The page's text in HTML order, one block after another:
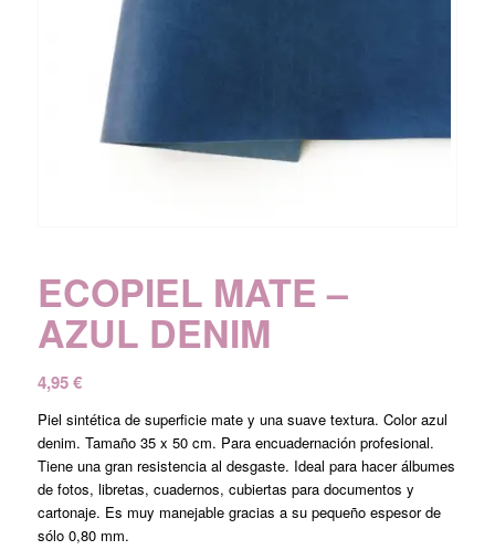
ECOPIEL MATE –
AZUL DENIM
4,95€
Piel sintética de superficie mate y una suave textura. Color azul
denim. Tamaño 35 x 50 cm. Para encuadernación profesional.
Tiene una gran resistencia al desgaste. Ideal para hacer álbumes
de fotos, libretas, cuadernos, cubiertas para documentos y
cartonaje. Es muy manejable gracias a su pequeño espesor de
sólo 0,80 mm.